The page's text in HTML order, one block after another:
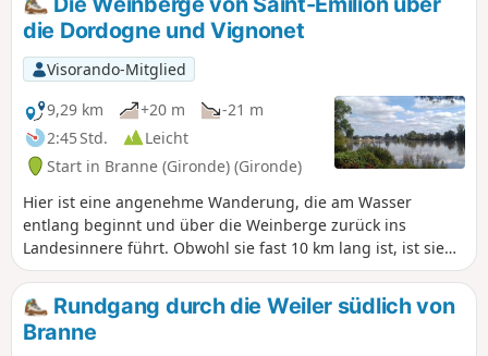
die Dordogne und Vignonet
Visorando-Mitglied
9,29 km
+20 m
-21 m
2:45 Std.
Leicht
Start in Branne (Gironde) (Gironde)
Hier ist eine angenehme Wanderung, die am Wasser
entlang beginnt und über die Weinberge zurück ins
Landesinnere führt. Obwohl sie fast 10 km lang ist, ist sie
nicht anstrengend, da das Gelände ausschließlich flach ist.
Sie ist sozusagen das westliche Pendant zu einer anderen
Wanderung, die östlich der Brücke von Branne angeboten
wird (Visorando Nr. 3895881).
Rundgang durch die Weiler südlich von
Branne